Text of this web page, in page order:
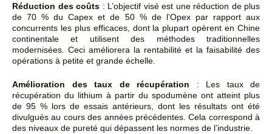
Réduction des coûts : L’objectif visé est une réduction de plus
de 70 % du Capex et de 50 % de l’Opex par rapport aux
concurrents les plus efficaces, dont la plupart opèrent en Chine
continentale et utilisent des méthodes traditionnelles
modernisées. Ceci améliorera la rentabilité et la faisabilité des
opérations à petite et grande échelle.
Amélioration des taux de récupération : Les taux de
récupération du lithium à partir du spodumène ont atteint plus
de 95 % lors de essais antérieurs, dont les résultats ont été
divulgués au cours des années précédentes. Cela correspond à
des niveaux de pureté qui dépassent les normes de l’industrie.